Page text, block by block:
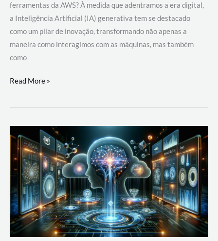
ferramentas da AWS? À medida que adentramos a era digital,
a Inteligência Artificial (IA) generativa tem se destacado
como um pilar de inovação, transformando não apenas a
maneira como interagimos com as máquinas, mas também
como
Desenvolvimento
um
com
AWS
Read More »